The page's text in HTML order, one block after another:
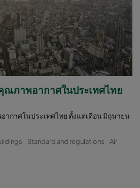
ภาพอากาศในประเทศไทย
กาศในประเทศไทย ตั้งแต่เดือน มิถุนายน
Standard and regulations
Air